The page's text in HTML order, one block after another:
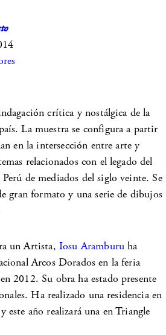
crítica y nostálgica de la
La muestra se configura a partir
en la intersección entre arte y
relacionados con el legado del
de mediados del siglo veinte. Se
gran formato y una serie de dibujos
un Artista, Iosu Aramburu ha
Arcos Dorados en la feria
2012. Su obra ha estado presente
Ha realizado una residencia en
este año realizará una en Triangle